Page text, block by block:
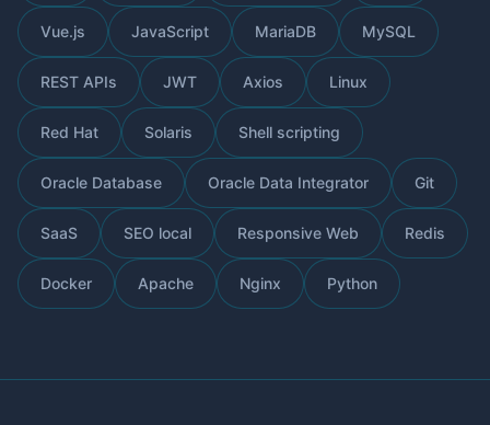
Vue.js JavaScript MariaDB MySQL
REST APIs JWT Axios Linux
Red Hat Solaris Shell scripting
Oracle Database Oracle Data Integrator Git
SaaS SEO local Responsive Web Redis
Docker Apache Nginx Python